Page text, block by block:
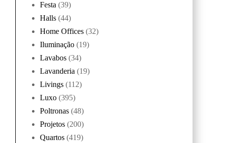
Festa (39)
Halls (44)
Home Offices (32)
Iluminação (19)
Lavabos (34)
Lavanderia (19)
Livings (112)
Luxo (395)
Poltronas (48)
Projetos (200)
Quartos (419)